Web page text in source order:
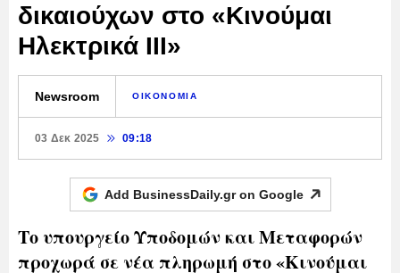
δικαιούχων στο «Κινούμαι
Ηλεκτρικά ΙΙΙ»
Newsroom ΟΙΚΟΝΟΜΙΑ
03 Δεκ 2025 09:18
Add BusinessDaily.gr on Google
Το υπουργείο Υποδομών και Μεταφορών
προχωρά σε νέα πληρωμή στο «Κινούμαι